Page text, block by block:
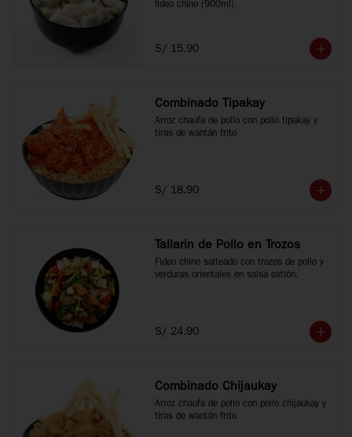
fideo chino (900ml).
S/ 15.90
Combinado Tipakay
Arroz chaufa de pollo con pollo tipakay y
tiras de wantán frito
S/ 18.90
Tallarin de Pollo en Trozos
Fideo chino salteado con trozos de pollo y
verduras orientales en salsa ostión.
S/ 24.90
Combinado Chijaukay
Arroz chaufa de pollo con pollo chijaukay y
tiras de wantán frito